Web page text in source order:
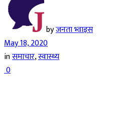
byजनता भ्वाइस
May 18, 2020
inसमाचार,स्वास्थ्य
0